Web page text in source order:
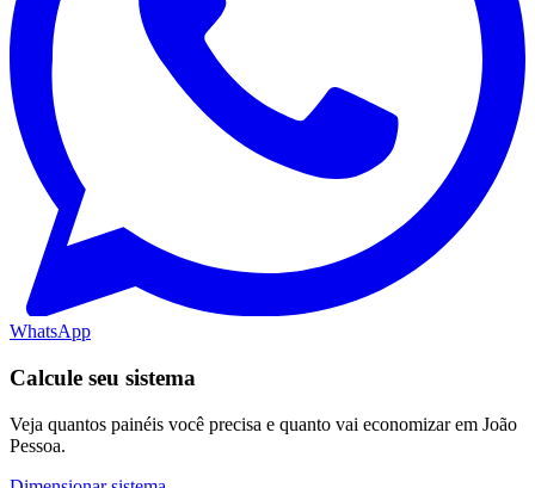
WhatsApp
Calcule seu sistema
Veja quantos painéis você precisa e quanto vai economizar em João
Pessoa.